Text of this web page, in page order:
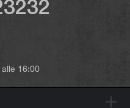
16:00